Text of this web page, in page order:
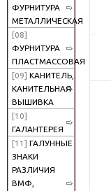
ФУРНИТУРА
МЕТАЛЛИЧЕСКАЯ
[08]
ФУРНИТУРА
ПЛАСТМАССОВАЯ
[09] КАНИТЕЛЬ,
КАНИТЕЛЬНАЯ
ВЫШИВКА
[10]
ГАЛАНТЕРЕЯ
[11] ГАЛУННЫЕ
ЗНАКИ
РАЗЛИЧИЯ
ВМФ,